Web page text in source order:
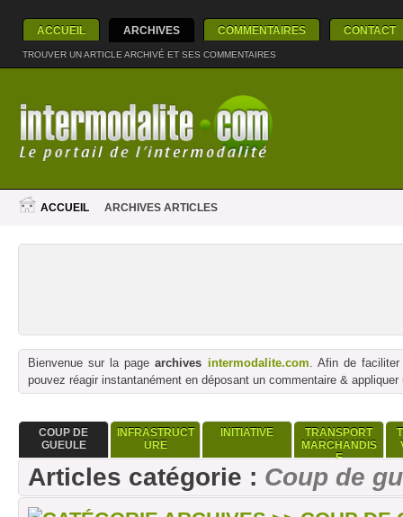
ACCUEIL ARCHIVES COMMENTAIRES CONTACT
TROUVER UN ARTICLE ARCHIVÉ ET SES COMMENTAIRES
ACCUEIL ARCHIVES ARTICLES
Bienvenue sur la pagearchives intermodalite.com. Afin de
pouvez réagir instantanément en déposant un commentaire & appliquer
COUP DE
GUEULE
INFRASTRUCT
URE
INITIATIVE
TRANSPORT
MARCHANDIS
E
Articles catégorie : Coup de